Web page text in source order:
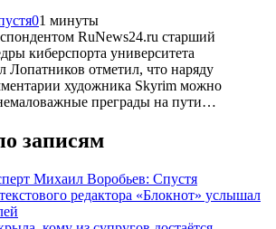
01 минуты
RuNews24.ru старший
киберспорта университета
отметил, что наряду
художника Skyrim можно
преграды на пути…
записям
Михаил Воробьев: Спустя
редактора «Блокнот» услышал